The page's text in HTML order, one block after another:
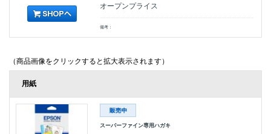
オープンプライス
備考：
（商品画像をクリックすると拡大表示されます）
用紙
スーパーファイン専用ハガキ